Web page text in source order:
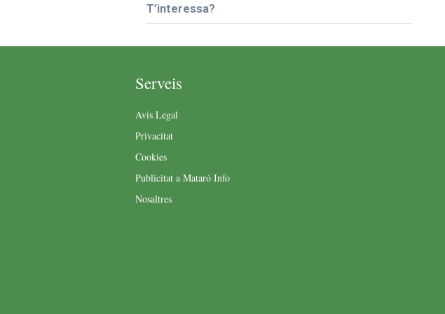
T’interessa?
Serveis
Avís Legal
Privacitat
Cookies
Publicitat a Mataró Info
Nosaltres